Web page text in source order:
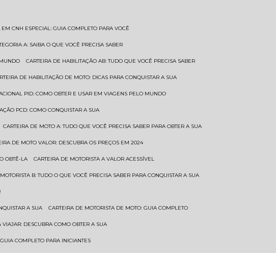
EM CNH ESPECIAL: GUIA COMPLETO PARA VOCÊ
A: SAIBA O QUE VOCÊ PRECISA SABER
CARTEIRA DE HABILITAÇÃO AB: TUDO QUE VOCÊ PRECISA SABER
DE HABILITAÇÃO DE MOTO: DICAS PARA CONQUISTAR A SUA
PID: COMO OBTER E USAR EM VIAGENS PELO MUNDO
PCD: COMO CONQUISTAR A SUA
CARTEIRA DE MOTO A: TUDO QUE VOCÊ PRECISA SABER PARA OBTER A SUA
DE MOTO VALOR: DESCUBRA OS PREÇOS EM 2024
OBTÊ-LA CARTEIRA DE MOTORISTA A VALOR ACESSÍVEL
MOTORISTA B: TUDO O QUE VOCÊ PRECISA SABER PARA CONQUISTAR A SUA
A SUA CARTEIRA DE MOTORISTA DE MOTO: GUIA COMPLETO
VIAJAR: DESCUBRA COMO OBTER A SUA
COMPLETO PARA INICIANTES